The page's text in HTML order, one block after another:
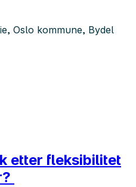
Oslo kommune, Bydel
etter fleksibilitet